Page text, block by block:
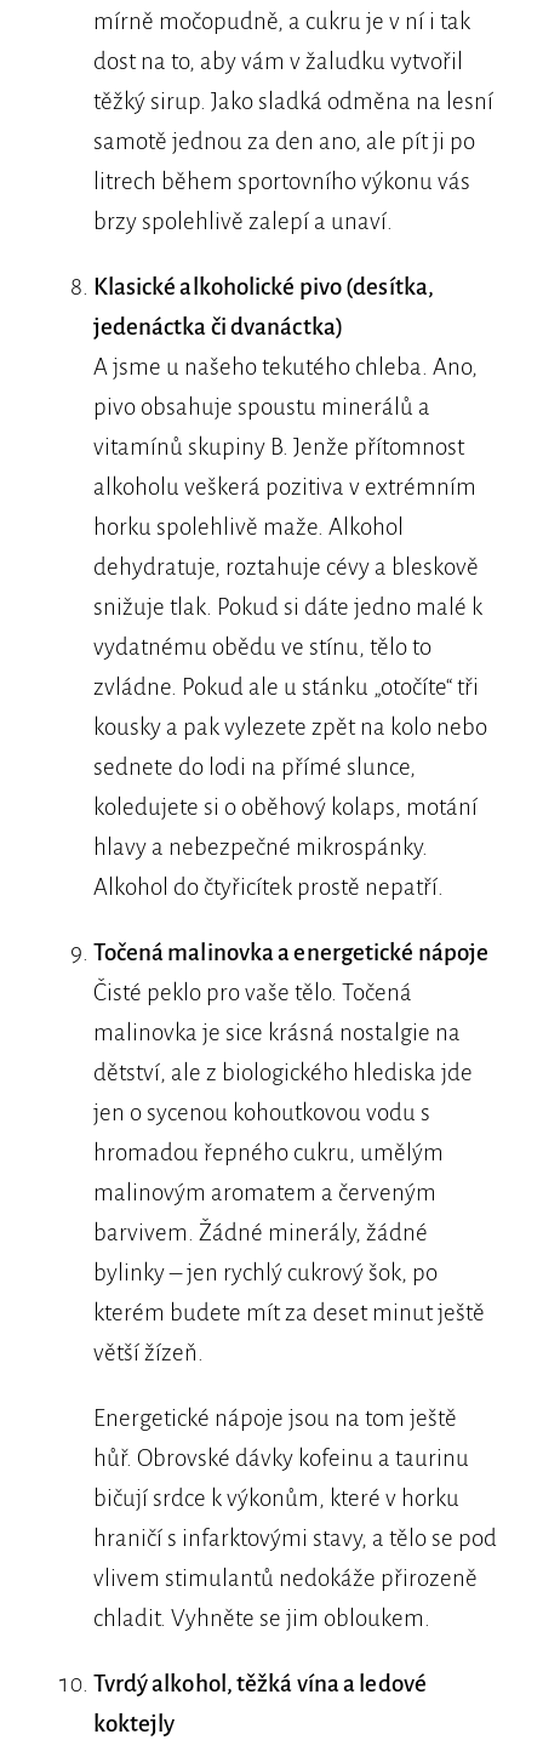
mírně močopudně, a cukru je v ní i tak
dost na to, aby vám v žaludku vytvořil
těžký sirup. Jako sladká odměna na lesní
samotě jednou za den ano, ale pít ji po
litrech během sportovního výkonu vás
brzy spolehlivě zalepí a unaví.
Klasické alkoholické pivo (desítka,
jedenáctka či dvanáctka)
A jsme u našeho tekutého chleba. Ano,
pivo obsahuje spoustu minerálů a
vitamínů skupiny B. Jenže přítomnost
alkoholu veškerá pozitiva v extrémním
horku spolehlivě maže. Alkohol
dehydratuje, roztahuje cévy a bleskově
snižuje tlak. Pokud si dáte jedno malé k
vydatnému obědu ve stínu, tělo to
zvládne. Pokud ale u stánku „otočíte“ tři
kousky a pak vylezete zpět na kolo nebo
sednete do lodi na přímé slunce,
koledujete si o oběhový kolaps, motání
hlavy a nebezpečné mikrospánky.
Alkohol do čtyřicítek prostě nepatří.
Točená malinovka a energetické nápoje
Čisté peklo pro vaše tělo. Točená
malinovka je sice krásná nostalgie na
dětství, ale z biologického hlediska jde
jen o sycenou kohoutkovou vodu s
hromadou řepného cukru, umělým
malinovým aromatem a červeným
barvivem. Žádné minerály, žádné
bylinky – jen rychlý cukrový šok, po
kterém budete mít za deset minut ještě
větší žízeň.
Energetické nápoje jsou na tom ještě
hůř. Obrovské dávky kofeinu a taurinu
bičují srdce k výkonům, které v horku
hraničí s infarktovými stavy, a tělo se pod
vlivem stimulantů nedokáže přirozeně
chladit. Vyhněte se jim obloukem.
Tvrdý alkohol, těžká vína a ledové
koktejly